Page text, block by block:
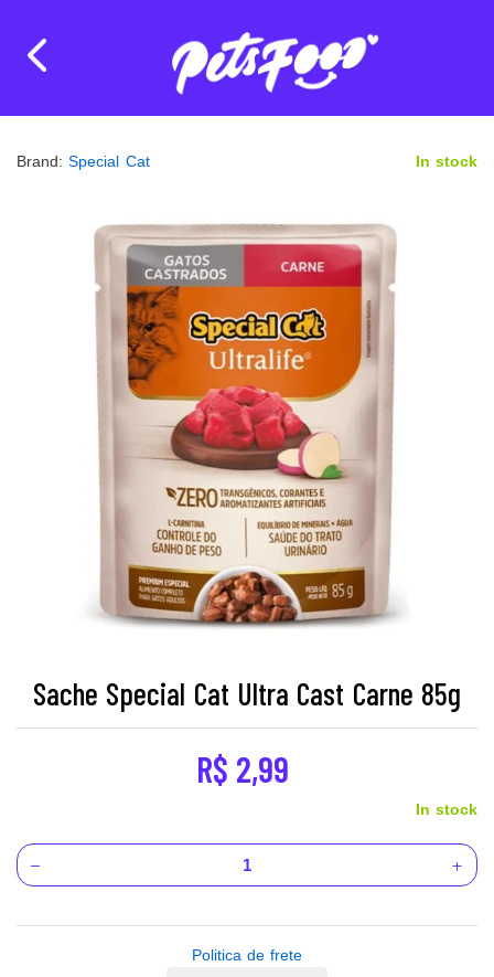
Brand:Special Cat In stock
Sache Special Cat Ultra Cast Carne 85g
R$ 2,99
In stock
Politica de frete